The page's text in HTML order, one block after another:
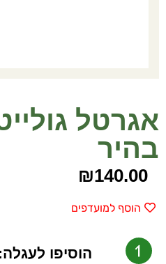
אגרטל
בהיר
₪140.00
הוסף למועדפים
הוסיפו לעגלה: